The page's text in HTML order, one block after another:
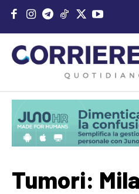
Tumori: